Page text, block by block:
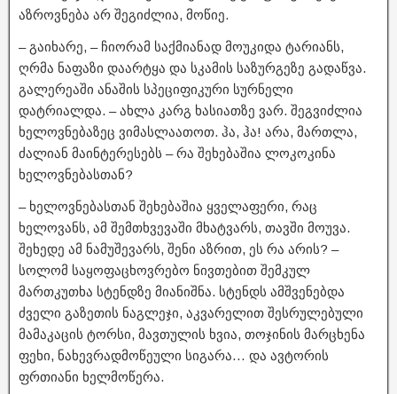
აზროვნება არ შეგიძლია, მოწიე.
– გაიხარე, – ჩიორამ საქმიანად მოუკიდა ტარიანს,
ღრმა ნაფაზი დაარტყა და სკამის საზურგეზე გადაწვა.
გალერეაში ანაშის სპეციფიკური სურნელი
დატრიალდა. – ახლა კარგ ხასიათზე ვარ. შეგვიძლია
ხელოვნებაზეც ვიმასლაათოთ. ჰა, ჰა! არა, მართლა,
ძალიან მაინტერესებს – რა შეხებაშია ლოკოკინა
ხელოვნებასთან?
– ხელოვნებასთან შეხებაშია ყველაფერი, რაც
ხელოვანს, ამ შემთხვევაში მხატვარს, თავში მოუვა.
შეხედე ამ ნამუშევარს, შენი აზრით, ეს რა არის? –
სოლომ საყოფაცხოვრებო ნივთებით შემკულ
მართკუთხა სტენდზე მიანიშნა. სტენდს ამშვენებდა
ძველი გაზეთის ნაგლეჯი, აკვარელით შესრულებული
მამაკაცის ტორსი, მავთულის ხვია, თოჯინის მარცხენა
ფეხი, ნახევრადმოწეული სიგარა… და ავტორის
ფრთიანი ხელმოწერა.